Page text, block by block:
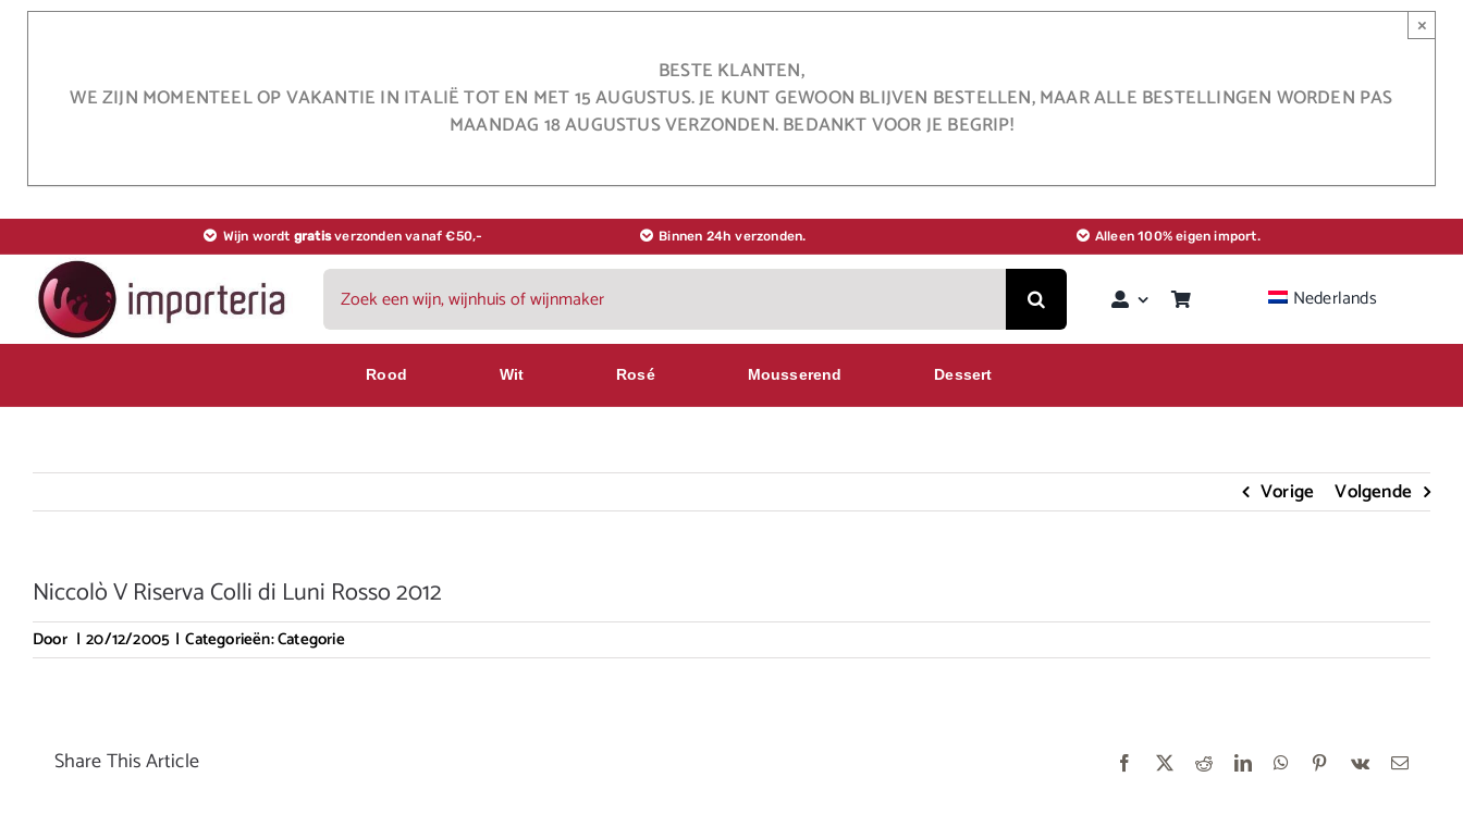
BESTE KLANTEN,
WE ZIJN MOMENTEEL OP VAKANTIE IN ITALIË TOT EN MET 15 AUGUSTUS. JE KUNT GEWOON BLIJVEN BESTELLEN, MAAR ALLE BESTELLINGEN WORDEN PAS
MAANDAG 18 AUGUSTUS VERZONDEN. BEDANKT VOOR JE BEGRIP!
×
Wijn wordt gratisverzonden vanaf €50,- Binnen 24h verzonden. Alleen 100% eigen import.
Zoeken
naar:
Nederlands
Rood Wit Rosé Mousserend Dessert
Vorige Volgende
Niccolò V Riserva Colli di Luni Rosso 2012
Door | 20/12/2005 | Categorieën:Categorie
Share This Article Facebook
X RedditLinkedInWhatsApp
Pinterest
Vk
E-